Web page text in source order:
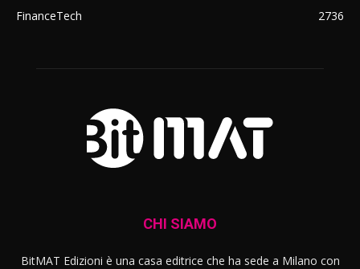
FinanceTech
2736
CHI SIAMO
BitMAT Edizioni è una casa editrice che ha sede a Milano con